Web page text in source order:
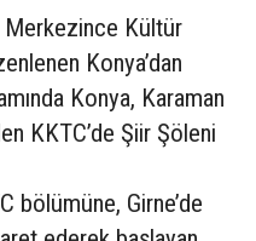
Merkezince Kültür
Konya’dan
Konya, Karaman
KKTC’de Şiir Şöleni
bölümüne, Girne’de